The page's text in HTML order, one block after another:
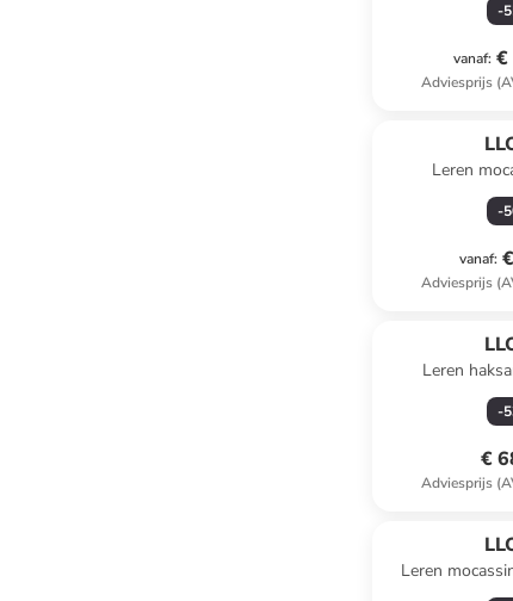
-
vanaf: €
Adviesprijs
Leren
-
vanaf:
Adviesprijs
Leren
-
€
Adviesprijs
Leren